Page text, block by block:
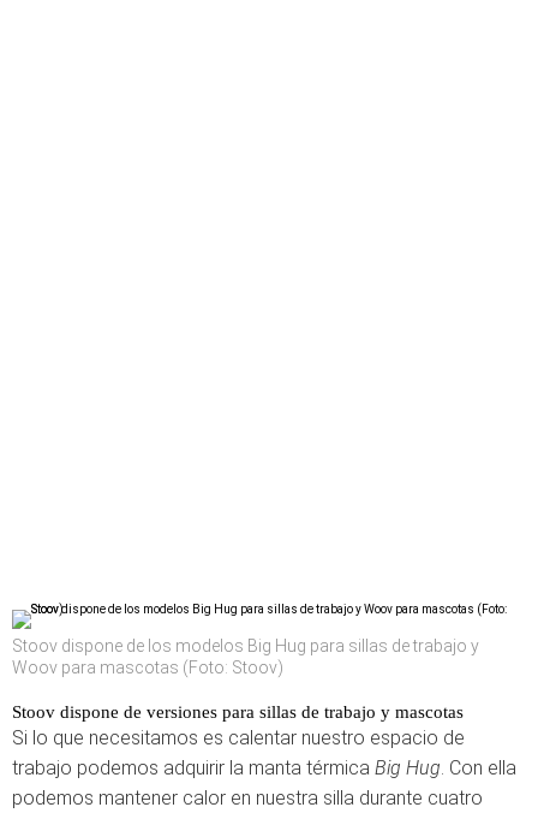
Stoov dispone de los modelos Big Hug para sillas de trabajo y
Woov para mascotas (Foto: Stoov)
Stoov dispone de versiones para sillas de trabajo y mascotas
Si lo que necesitamos es calentar nuestro espacio de
trabajo podemos adquirir la manta térmica Big Hug. Con ella
podemos mantener calor en nuestra silla durante cuatro